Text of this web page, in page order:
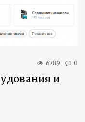
6789 0
и